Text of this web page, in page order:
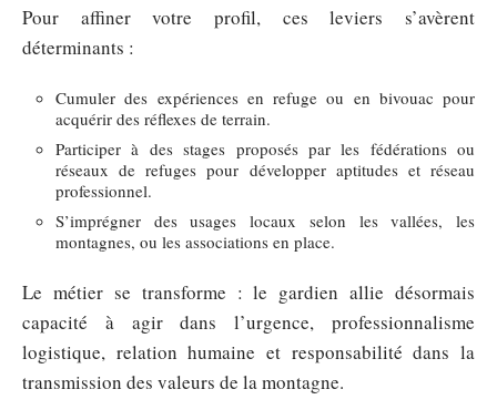
Pour affiner votre profil, ces leviers s’avèrent
déterminants :
Cumuler des expériences en refuge ou en bivouac pour
acquérir des réflexes de terrain.
Participer à des stages proposés par les fédérations ou
réseaux de refuges pour développer aptitudes et réseau
professionnel.
S’imprégner des usages locaux selon les vallées, les
montagnes, ou les associations en place.
Le métier se transforme : le gardien allie désormais
capacité à agir dans l’urgence, professionnalisme
logistique, relation humaine et responsabilité dans la
transmission des valeurs de la montagne.